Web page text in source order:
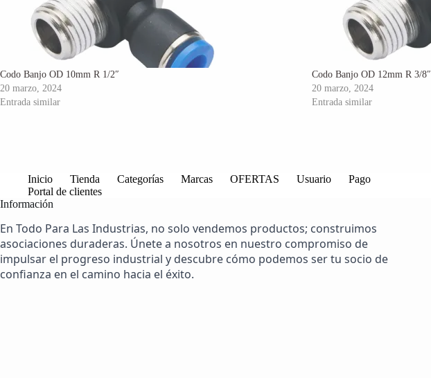
Codo Banjo OD 10mm R 1/2″
20 marzo, 2024
Entrada similar
Codo Banjo OD 12mm R 3/8″
20 marzo, 2024
Entrada similar
Inicio Tienda Categorías Marcas OFERTAS Usuario
Pago
Portal de clientes
Información
En Todo Para Las Industrias, no solo vendemos productos; construimos
asociaciones duraderas. Únete a nosotros en nuestro compromiso de
impulsar el progreso industrial y descubre cómo podemos ser tu socio de
confianza en el camino hacia el éxito.